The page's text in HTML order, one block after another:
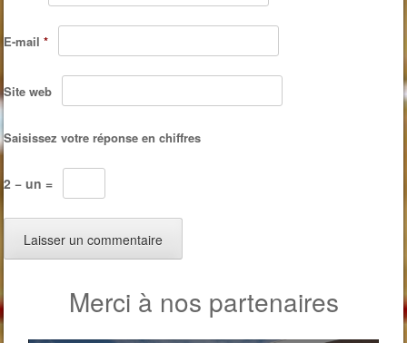
E-mail*
Site web
Saisissez votre réponse en chiffres
2 − un =
Merci à nos partenaires